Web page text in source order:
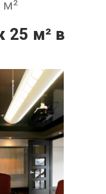
м²
25 м² в